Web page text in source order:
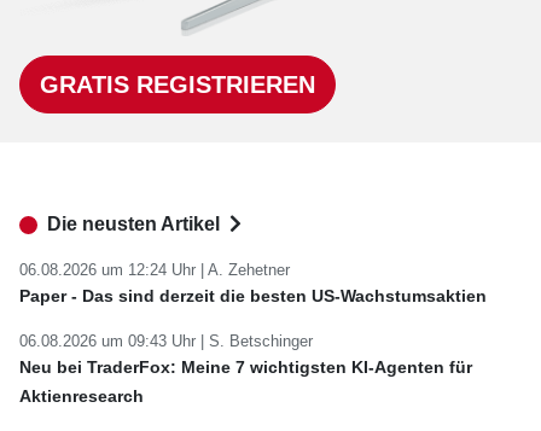
GRATIS REGISTRIEREN
Die neusten Artikel
06.08.2026 um 12:24 Uhr | A. Zehetner
Paper - Das sind derzeit die besten US-Wachstumsaktien
06.08.2026 um 09:43 Uhr | S. Betschinger
Neu bei TraderFox: Meine 7 wichtigsten KI-Agenten für
Aktienresearch